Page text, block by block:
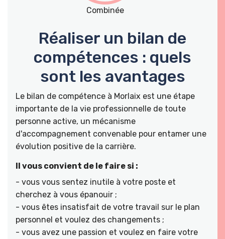
Combinée
Réaliser un bilan de
compétences : quels
sont les avantages
Le bilan de compétence à Morlaix est une étape
importante de la vie professionnelle de toute
personne active, un mécanisme
d'accompagnement convenable pour entamer une
évolution positive de la carrière.
Il vous convient de le faire si :
- vous vous sentez inutile à votre poste et
cherchez à vous épanouir ;
- vous êtes insatisfait de votre travail sur le plan
personnel et voulez des changements ;
- vous avez une passion et voulez en faire votre